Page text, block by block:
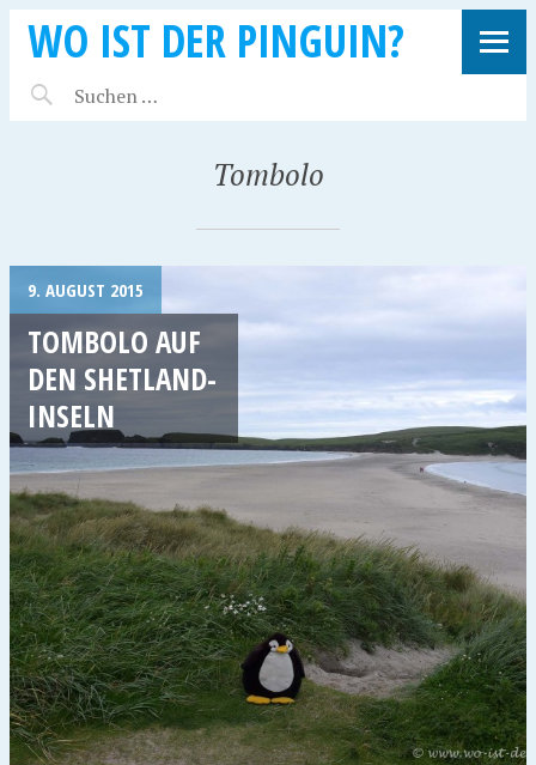
WO IST DER PINGUIN?
Tombolo
9. AUGUST 2015
TOMBOLO AUF
DEN SHETLAND-
INSELN